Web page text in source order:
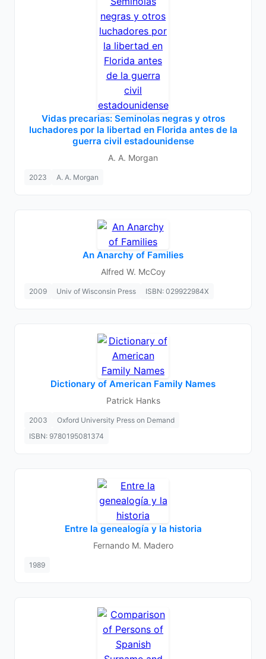
Vidas precarias: Seminolas negras y otros
luchadores por la libertad en Florida antes de la
guerra civil estadounidense
A. A. Morgan
2023 A. A. Morgan
An Anarchy of Families
Alfred W. McCoy
2009 Univ of Wisconsin Press ISBN: 029922984X
Dictionary of American Family Names
Patrick Hanks
2003
Oxford University Press on Demand
ISBN: 9780195081374
Entre la genealogía y la historia
Fernando M. Madero
1989